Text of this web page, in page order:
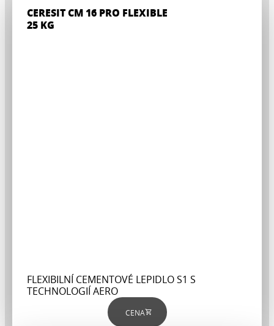
CERESIT CM 16 PRO FLEXIBLE
25 KG
FLEXIBILNÍ CEMENTOVÉ LEPIDLO S1 S
TECHNOLOGIÍ AERO
CENA